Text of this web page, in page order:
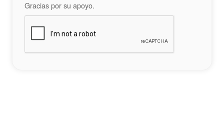
Gracias por su apoyo.